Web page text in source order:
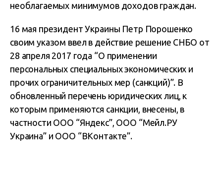
необлагаемых минимумов доходов граждан.
16 мая президент Украины Петр Порошенко
своим указом ввел в действие решение СНБО от
28 апреля 2017 года “О применении
персональных специальных экономических и
прочих ограничительных мер (санкций)”. В
обновленный перечень юридических лиц, к
которым применяются санкции, внесены, в
частности ООО “Яндекс”, ООО “Мейл.РУ
Украина” и ООО “ВКонтакте”.